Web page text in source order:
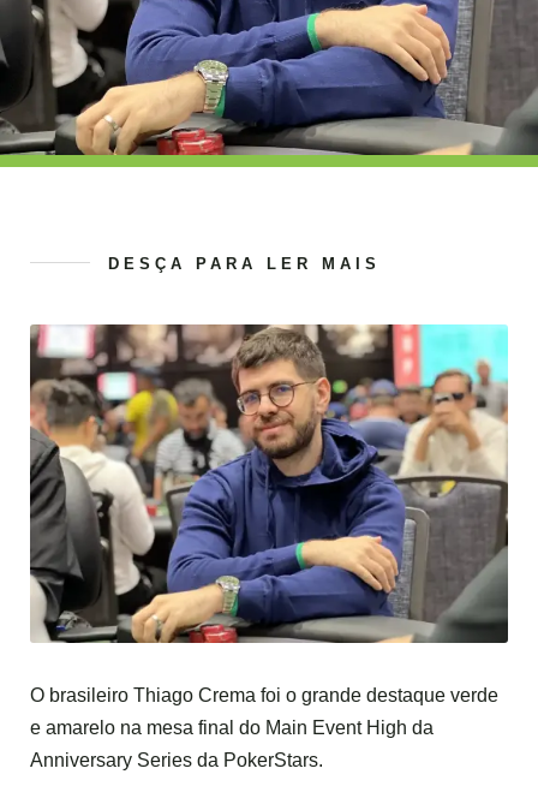
DESÇA PARA LER MAIS
O brasileiro Thiago Crema foi o grande destaque verde
e amarelo na mesa final do Main Event High da
Anniversary Series da PokerStars.